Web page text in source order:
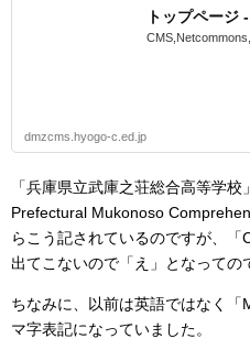
トップページ
dmzcms.hyogo-c.ed.jp
「兵庫県立武庫之荘総合高等学
Prefectural Mukonoso
らこう記されているのですが、
出てこないので「え」となっての
ちなみに、以前は英語ではなく
マ字表記になっていました。